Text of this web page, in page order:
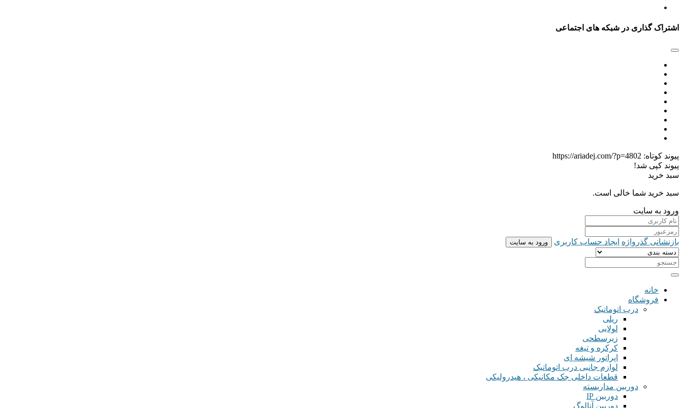
اشتراک گذاری در شبکه های اجتماعی
پیوند کوتاه: https://ariadej.com/?p=4802
پیوند کپی شد!
سبد خرید
سبد خرید شما خالی است.
ورود به سایت
بازنشانی گذرواژه ایجاد حساب کاربری ورود به سایت
خانه
فروشگاه
درب اتوماتیک
ریلی
لولایی
زیرسطحی
کرکره و تیغه
اپراتور شیشه ای
لوازم جانبی درب اتوماتیک
قطعات داخلی جک مکانیکی ، هیدرولیکی
دوربین مداربسته
دوربین IP
دوربین آنالوگ